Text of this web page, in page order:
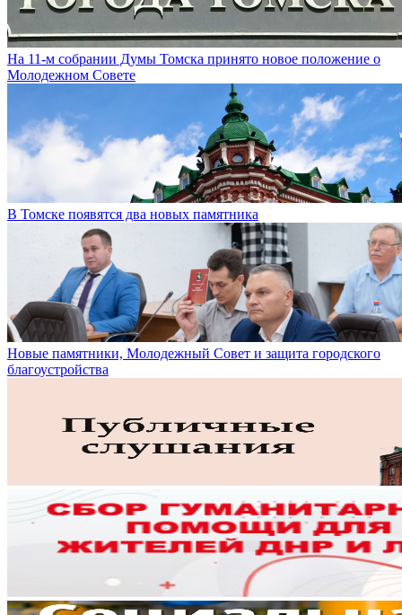
На 11-м собрании Думы Томска принято новое положение о
Молодежном Совете
В Томске появятся два новых памятника
Новые памятники, Молодежный Совет и защита городского
благоустройства